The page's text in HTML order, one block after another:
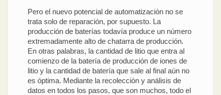
Pero el nuevo potencial de automatización no se
trata solo de reparación, por supuesto. La
producción de baterías todavía produce un número
extremadamente alto de chatarra de producción.
En otras palabras, la cantidad de litio que entra al
comienzo de la batería de producción de iones de
litio y la cantidad de batería que sale al final aún no
es óptima. Mediante la recolección y análisis de
datos en todos los pasos, que son muchos, todo el